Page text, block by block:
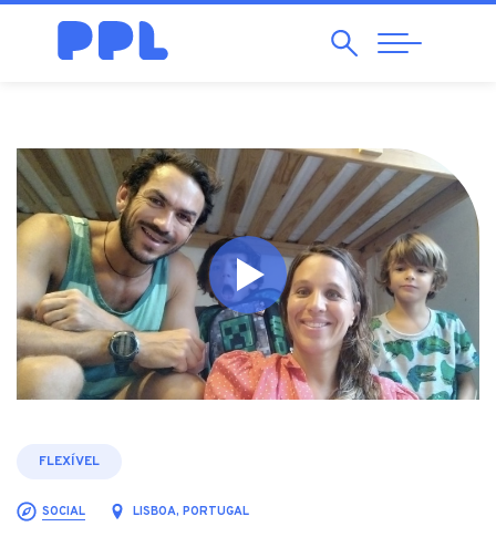
Pesquisar
Abrir
Navegação
FLEXÍVEL
SOCIAL LISBOA, PORTUGAL